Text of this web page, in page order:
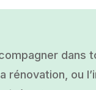
dans
ou